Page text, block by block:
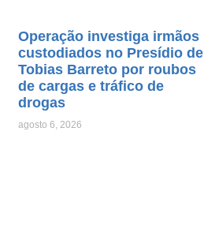
Operação investiga irmãos
custodiados no Presídio de
Tobias Barreto por roubos
de cargas e tráfico de
drogas
agosto 6, 2026